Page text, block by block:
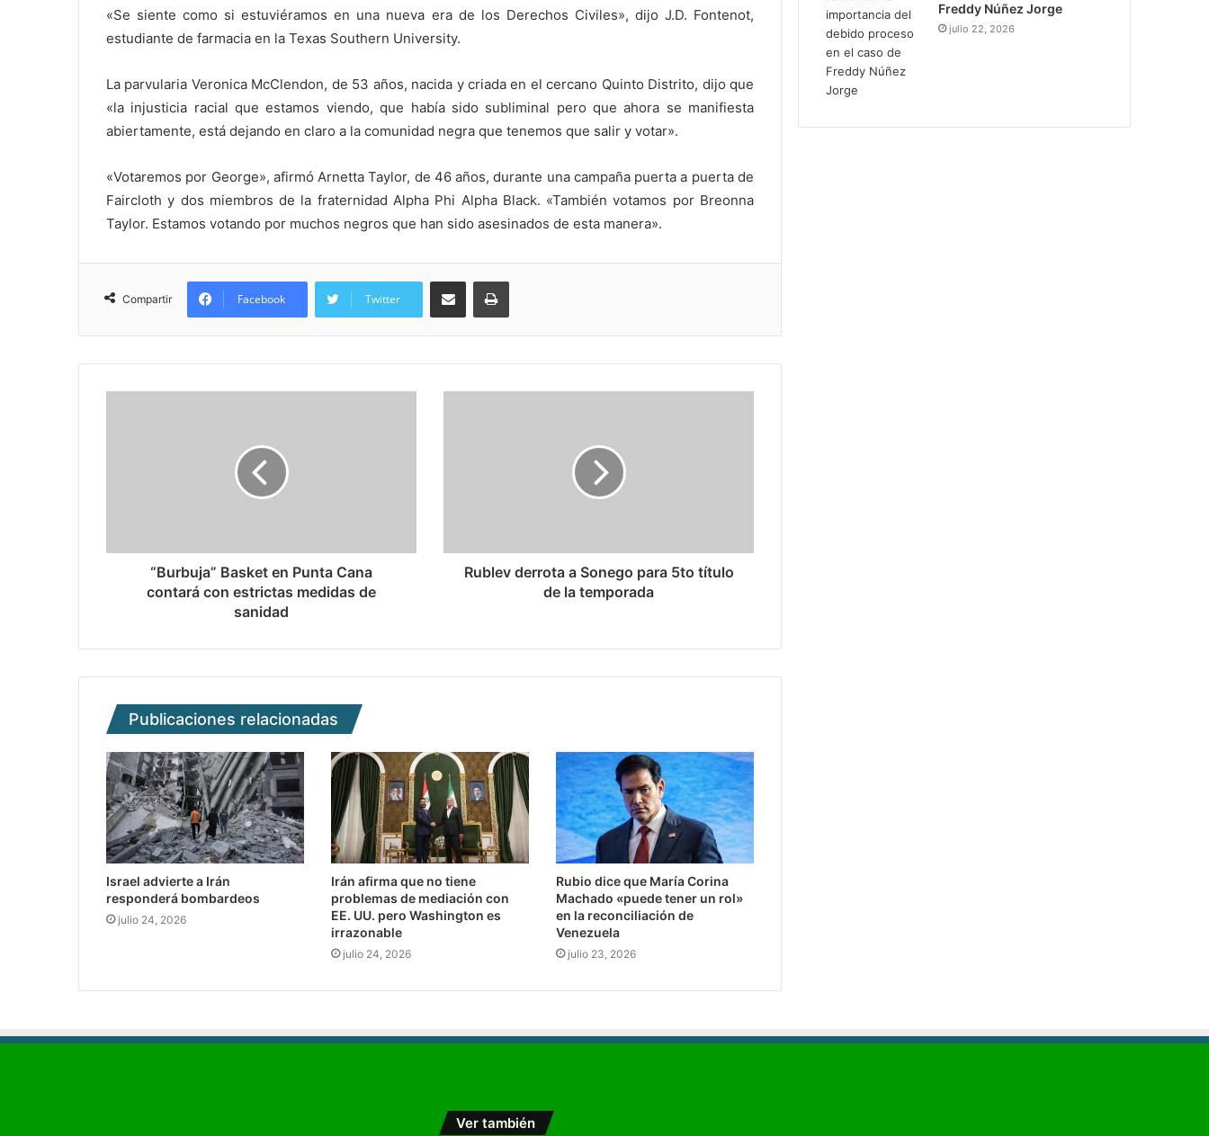
«Se siente como si estuviéramos en una nueva era de los Derechos Civiles», dijo J.D. Fontenot,
estudiante de farmacia en la Texas Southern University.
La parvularia Veronica McClendon, de 53 años, nacida y criada en el cercano Quinto Distrito, dijo que
«la injusticia racial que estamos viendo, que había sido subliminal pero que ahora se manifiesta
abiertamente, está dejando en claro a la comunidad negra que tenemos que salir y votar».
«Votaremos por George», afirmó Arnetta Taylor, de 46 años, durante una campaña puerta a puerta de
Faircloth y dos miembros de la fraternidad Alpha Phi Alpha Black. «También votamos por Breonna
Taylor. Estamos votando por muchos negros que han sido asesinados de esta manera».
Compartir Facebook Twitter
Compartir via Email Imprimi
“Burbuja” Basket en Punta Cana
contará con estrictas medidas de
sanidad
Rublev derrota a Sonego para 5to título
de la temporada
Publicaciones relacionadas
Israel advierte a Irán
responderá bombardeos
julio 24, 2026
Irán afirma que no tiene
problemas de mediación con
EE. UU. pero Washington es
irrazonable
julio 24, 2026
Rubio dice que María Corina
Machado «puede tener un rol»
en la reconciliación de
Venezuela
julio 23, 2026
Freddy Núñez Jorge
julio 22, 2026
Ver también